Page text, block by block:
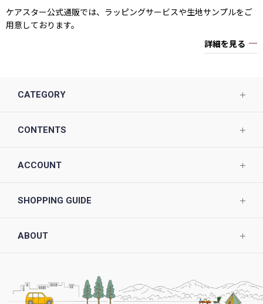
ケアスター公式通販では、ラッピングサービスや生地サンプルをご
用意しております。
詳細を見る
CATEGORY
CONTENTS
ACCOUNT
SHOPPING GUIDE
ABOUT